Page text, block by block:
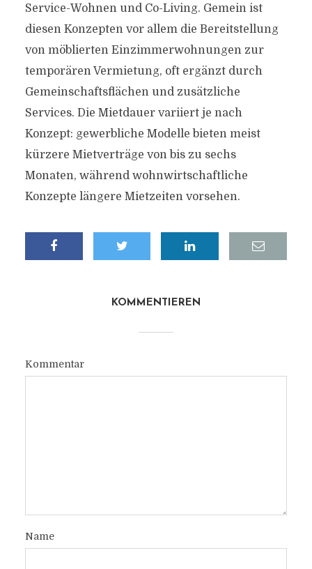
Service-Wohnen und Co-Living. Gemein ist
diesen Konzepten vor allem die Bereitstellung
von möblierten Einzimmerwohnungen zur
temporären Vermietung, oft ergänzt durch
Gemeinschaftsflächen und zusätzliche
Services. Die Mietdauer variiert je nach
Konzept: gewerbliche Modelle bieten meist
kürzere Mietverträge von bis zu sechs
Monaten, während wohnwirtschaftliche
Konzepte längere Mietzeiten vorsehen.
KOMMENTIEREN
Kommentar
Name